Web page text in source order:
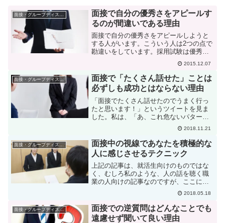
面接・グループディスカッション
面接で自分の優秀さをアピールす
るのが間違いである理由
面接で自分の優秀さをアピールしようと
する人がいます。こういう人は2つの点で
勘違いをしています。採用試験は優秀で
あれば採用されるというものではない。
企業の採用試験は、能力試験ではありま
せん。筆記試験やSPIの点数が良い方から
順に採用するわけで...
2015.12.07
面接・グループディスカッション
面接で「たくさん話せた」ことは
必ずしも成功とはならない理由
「面接でたくさん話せたのでうまく行っ
たと思います！」というツイートを見ま
した。私は、「あ、これ危ないパターン
だなあ」と思いました。何故でしょう
か？面接は「話す」場所ではありません
本当に多くの学生さんが勘違いされるの
ですが、面接って、「話す」...
2018.11.21
面接・グループディスカッション
面接中の視線であなたを積極的な
人に感じさせるテクニック
上記の記事は、就活生向けのものではな
く、むしろ私のような、人の話を聴く職
業の人向けの記事なのですが、ここに就
活生のあなたにも役立つことが書いてあ
ったので紹介します。面接中に、ちょっ
と言葉に詰まってしまって考える場面は
必ずありますよね。そんな...
2018.05.18
面接・グループディスカッション
面接での逆質問はどんなことでも
遠慮せず聞いて良い理由